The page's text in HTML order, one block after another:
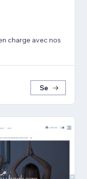
charge avec nos
Se